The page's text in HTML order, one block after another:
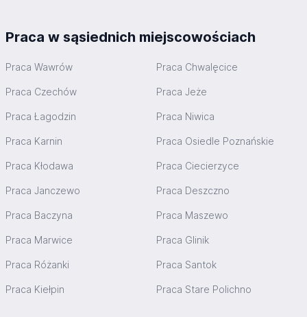
Praca w sąsiednich miejscowościach
Praca Wawrów Praca Chwalęcice
Praca Czechów Praca Jeże
Praca Łagodzin Praca Niwica
Praca Karnin Praca Osiedle Poznańskie
Praca Kłodawa Praca Ciecierzyce
Praca Janczewo Praca Deszczno
Praca Baczyna Praca Maszewo
Praca Marwice Praca Glinik
Praca Różanki Praca Santok
Praca Kiełpin Praca Stare Polichno